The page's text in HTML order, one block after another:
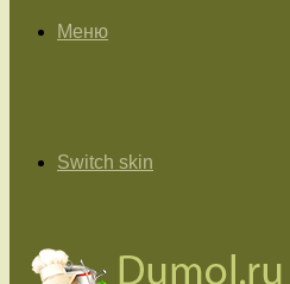
Меню
Switch skin